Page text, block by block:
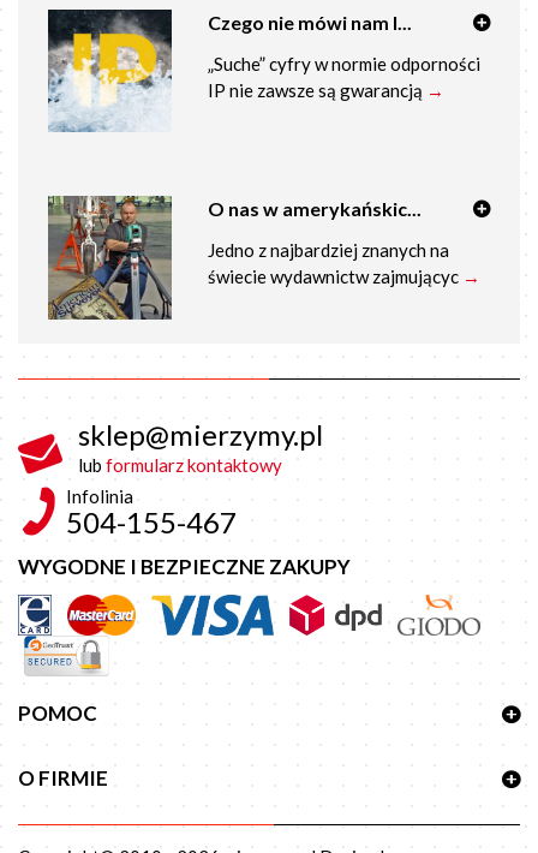
Czego nie mówi nam I...
„Suche” cyfry w normie odporności
IP nie zawsze są gwarancją →
O nas w amerykańskic...
Jedno z najbardziej znanych na
świecie wydawnictw zajmującyc →
sklep@mierzymy.pl
lub formularz kontaktowy
Infolinia
504-155-467
WYGODNE I BEZPIECZNE ZAKUPY
POMOC
O FIRMIE